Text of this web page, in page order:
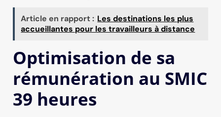
Article en rapport : Les destinations les plus
accueillantes pour les travailleurs à distance
Optimisation de sa
rémunération au SMIC
39 heures